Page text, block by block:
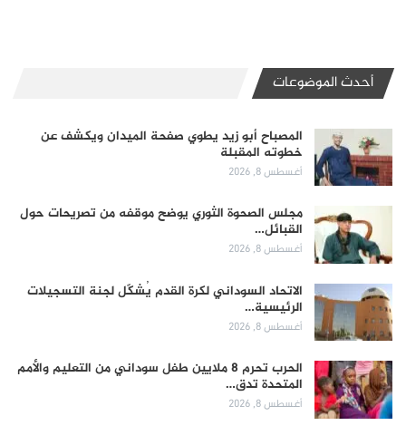
أحدث الموضوعات
المصباح أبو زيد يطوي صفحة الميدان ويكشف عن
خطوته المقبلة
أغسطس 8, 2026
مجلس الصحوة الثوري يوضح موقفه من تصريحات حول
القبائل…
أغسطس 8, 2026
الاتحاد السوداني لكرة القدم يُشكّل لجنة التسجيلات
الرئيسية…
أغسطس 8, 2026
الحرب تحرم 8 ملايين طفل سوداني من التعليم والأمم
المتحدة تدق…
أغسطس 8, 2026